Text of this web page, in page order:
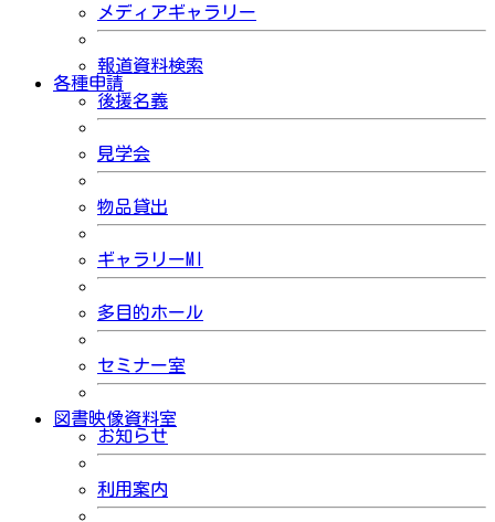
メディアギャラリー
報道資料検索
各種申請
後援名義
見学会
物品貸出
ギャラリーMI
多目的ホール
セミナー室
図書映像資料室
お知らせ
利用案内